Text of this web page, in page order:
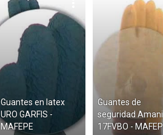
Guantes en latex
URO GARFIS -
MAFEPE
Guantes de
seguridad
17FVBO -